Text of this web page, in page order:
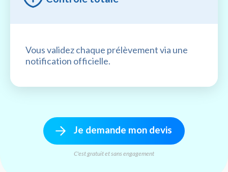
Vous validez chaque prélèvement via une
notification officielle.
Je demande mon devis
C'est gratuit et sans engagement